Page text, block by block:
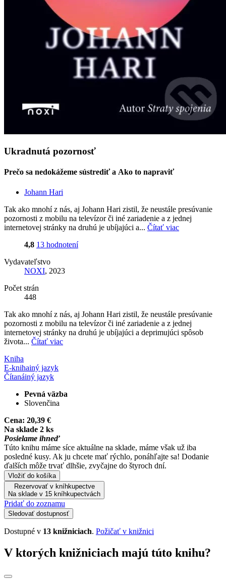
Ukradnutá pozornosť
Prečo sa nedokážeme sústrediť a Ako to napraviť
Johann Hari
Tak ako mnohí z nás, aj Johann Hari zistil, že neustále presúvanie
pozornosti z mobilu na televízor či iné zariadenie a z jednej
internetovej stránky na druhú je ubíjajúci a... Čítať viac
4,8 13 hodnotení
Vydavateľstvo
NOXI, 2023
Počet strán
448
Tak ako mnohí z nás, aj Johann Hari zistil, že neustále presúvanie
pozornosti z mobilu na televízor či iné zariadenie a z jednej
internetovej stránky na druhú je ubíjajúci a deprimujúci spôsob
života... Čítať viac
Kniha
E-knihainý jazyk
Čítanáiný jazyk
Pevná väzba
Slovenčina
Cena: 20,39 €
Na sklade 2 ks
Posielame ihneď
Túto knihu máme síce aktuálne na sklade, máme však už iba
posledné kusy. Ak ju chcete mať rýchlo, ponáhľajte sa! Dodanie
ďalších môže trvať dlhšie, zvyčajne do štyroch dní.
Vložiť do košíka
Rezervovať v kníhkupectve
Na sklade v 15 kníhkupectvách
Pridať do zoznamu
Sledovať dostupnosť
Dostupné v 13 knižniciach. Požičať v knižnici
V ktorých knižniciach majú túto knihu?